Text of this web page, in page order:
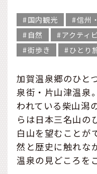
国内観光 信州
自然
アクティ
街歩き
ひとり
加賀温泉郷のひと
泉街・片山津温泉
われている柴山潟
らは日本三名山の
白山を望むことが
然と歴史に触れな
温泉の見どころを